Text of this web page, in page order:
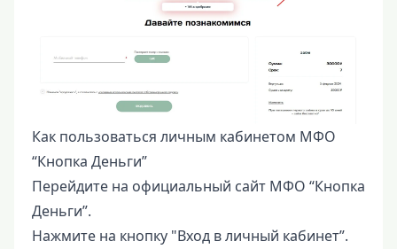
Как пользоваться личным кабинетом МФО
“Кнопка Деньги”
Перейдите на официальный сайт МФО “Кнопка
Деньги”.
Нажмите на кнопку "Вход в личный кабинет”.